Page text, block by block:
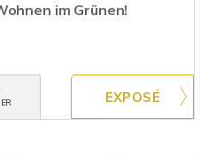
im Grünen!